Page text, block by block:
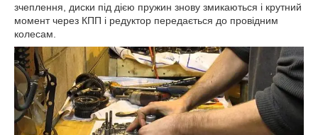
зчеплення, диски під дією пружин знову змикаються і крутний
момент через КПП і редуктор передається до провідним
колесам.